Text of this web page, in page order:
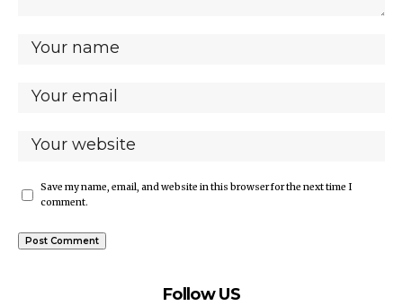
Save my name, email, and website in this browser for the next time I
comment.
Follow US